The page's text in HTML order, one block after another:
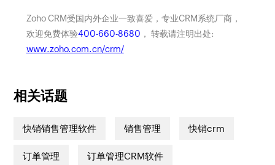
Zoho CRM受国内外企业一致喜爱，专业CRM系统厂商，
欢迎免费体验400-660-8680 ， 转载请注明出处:
www.zoho.com.cn/crm/
相关话题
快销销售管理软件 销售管理 快销crm
订单管理 订单管理CRM软件